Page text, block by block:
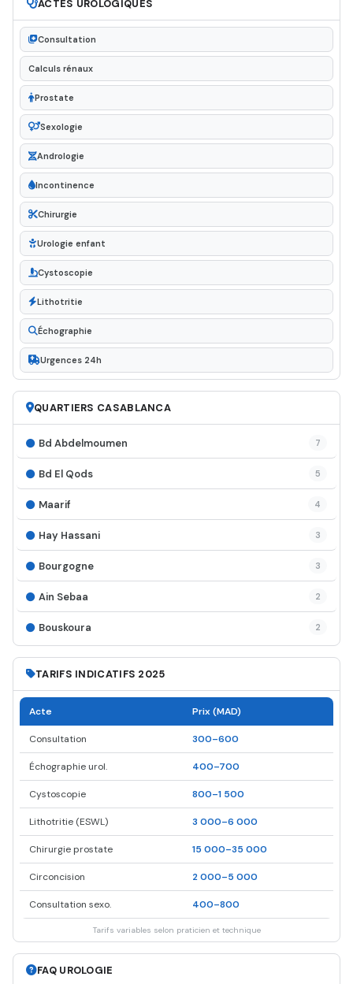
ACTES UROLOGIQUES
Consultation
Calculs rénaux
Prostate
Sexologie
Andrologie
Incontinence
Chirurgie
Urologie enfant
Cystoscopie
Lithotritie
Échographie
Urgences 24h
QUARTIERS CASABLANCA
Bd Abdelmoumen 7
Bd El Qods 5
Maarif 4
Hay Hassani 3
Bourgogne 3
Ain Sebaa 2
Bouskoura 2
TARIFS INDICATIFS 2025
Acte Prix (MAD)
Consultation 300–600
Échographie urol. 400–700
Cystoscopie 800–1 500
Lithotritie (ESWL) 3 000–6 000
Chirurgie prostate 15 000–35 000
Circoncision 2 000–5 000
Consultation sexo. 400–800
Tarifs variables selon praticien et technique
FAQ UROLOGIE